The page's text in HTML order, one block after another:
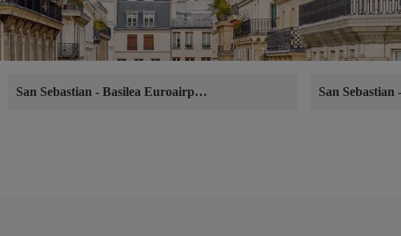
San Sebastian - Basilea Euroairport San Sebastian-